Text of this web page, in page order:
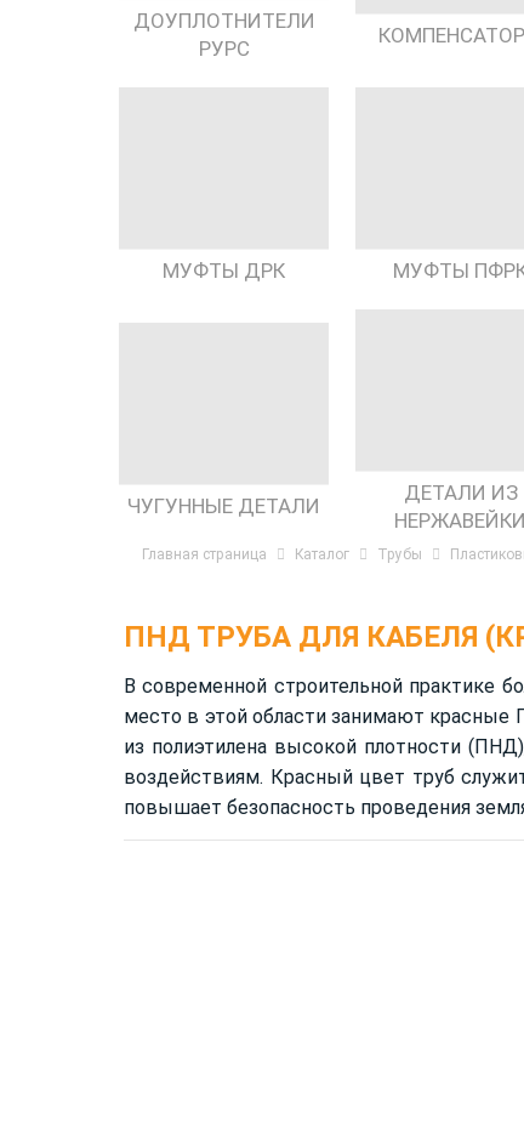
ДОУПЛОТНИТЕЛИ
РУРС
МУФТЫ ДРК МУФТЫ
ЧУГУННЫЕ ДЕТАЛИ
ДЕТАЛИ ИЗ
НЕРЖАВЕЙКИ
Главная страница Каталог Трубы
ПНД ТРУБА ДЛЯ КАБЕЛЯ
В современной строительной практике
место в этой области занимают красные
из полиэтилена высокой плотности
воздействиям. Красный цвет труб
повышает безопасность проведения